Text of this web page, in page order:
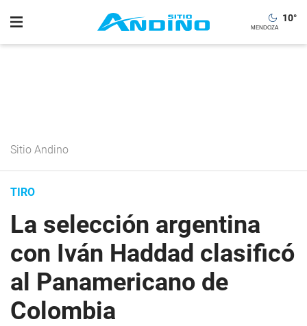
10°
Sitio Andino
TIRO
La selección argentina
con Iván Haddad clasificó
al Panamericano de
Colombia